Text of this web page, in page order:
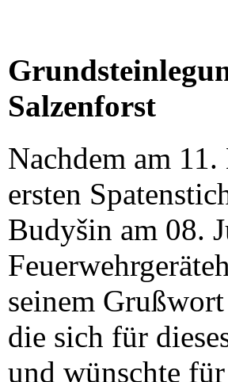
Salzenforst
Nachdem am
ersten
Budyšin am 08.
seinem
die sich für
und wünschte